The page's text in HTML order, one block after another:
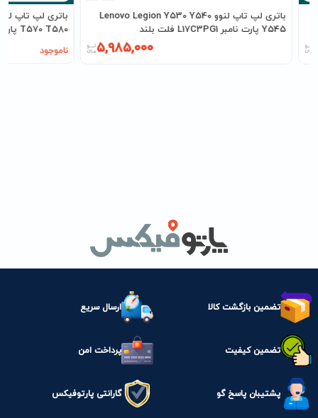
باتری لپ تاپ لنوو Lenovo Legion Y530 Y540
Y545 پارت نامبر L17C3PG1 فلت بلند
5,985,000
T570 T580 پارت نامبر 01AV425
ناموجود
تضمین بازگشت کالا ارسال سریع
تضمین کیفیت پرداخت امن
پشتیبان پاسخ گو گارانتی پارتوفیکس